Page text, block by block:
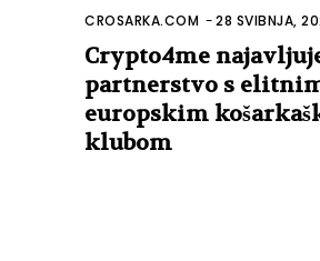
CROSARKA.COM -28 SVIBNJA,
Crypto4me
partnerstvo s
europskim
klubom